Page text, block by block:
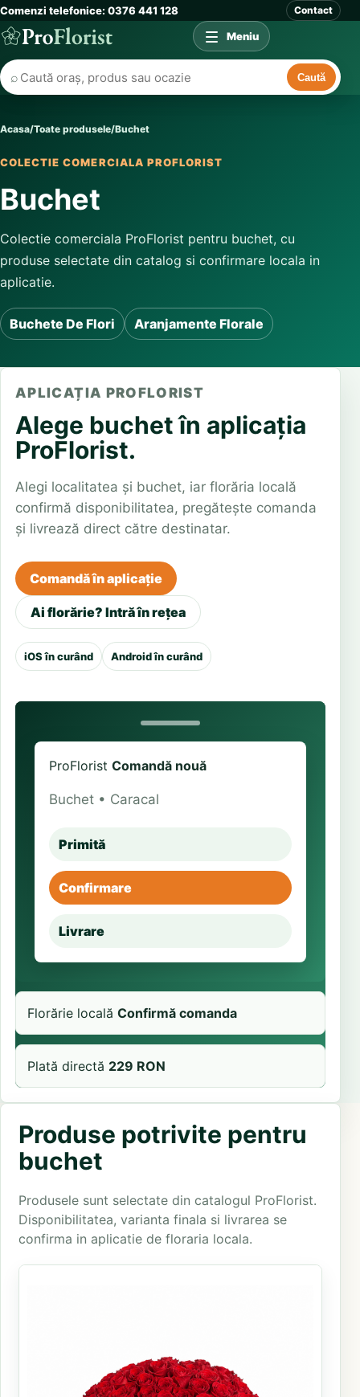
Comenzi telefonice: 0376 441 128 Contact
⌕ Caută
Meniu
Acasa/Toate produsele/Buchet
COLECTIE COMERCIALA PROFLORIST
Buchet
Colectie comerciala ProFlorist pentru buchet, cu
produse selectate din catalog si confirmare locala in
aplicatie.
Buchete De Flori Aranjamente Florale
APLICAȚIA PROFLORIST
Alege buchet în aplicația
ProFlorist.
Alegi localitatea și buchet, iar florăria locală
confirmă disponibilitatea, pregătește comanda
și livrează direct către destinatar.
Comandă în aplicație
Ai florărie? Intră în rețea
iOS în curând Android în curând
ProFlorist Comandă nouă
Buchet • Caracal
Primită
Confirmare
Livrare
Florărie locală Confirmă comanda
Plată directă 229 RON
Produse potrivite pentru
buchet
Produsele sunt selectate din catalogul ProFlorist.
Disponibilitatea, varianta finala si livrarea se
confirma in aplicatie de floraria locala.